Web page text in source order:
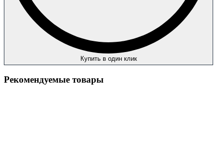
Купить в один клик
Рекомендуемые товары